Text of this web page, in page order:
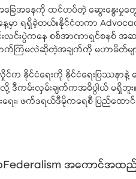
ေအနေကို ထင်ဟပ်တဲ့ ဆွေးနွေးမှုတွ
မှာ ရရှိခဲ့တယ်။နိုင်ငံတကာ
င်းလင်းပွဲကနေ စစ်အာဏာရှင်စန
ကြမလဲဆိုတဲ့အချက်ကို မဟာမိတ်မျာ
င်က နိုင်ငံရေးကို နိုင်ငံရေးပြဿနာ
လို့ ဒီကမ်းလှမ်းချက်ကအဓိပ္ပါယ် မရှိ
န်းရေး၊ ဖက်ဒရယ်ဒီမိုကရေစီ ပြည်
အကောင်အထ